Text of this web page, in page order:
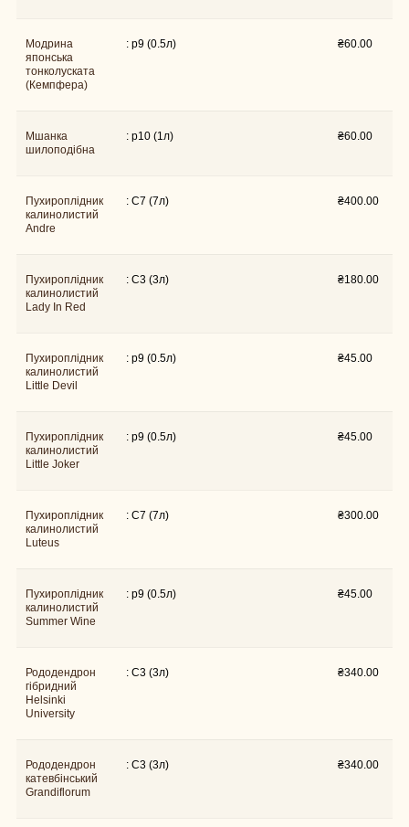
Модрина
японська
тонколуската
(Кемпфера)
: p9 (0.5л) ₴60.00
Мшанка
шилоподібна
: p10 (1л) ₴60.00
Пухироплiдник
калинолистий
Andre
: C7 (7л) ₴400.00
Пухироплiдник
калинолистий
Lady In Red
: C3 (3л) ₴180.00
Пухироплiдник
калинолистий
Little Devil
: p9 (0.5л) ₴45.00
Пухироплiдник
калинолистий
Little Joker
: p9 (0.5л) ₴45.00
Пухироплiдник
калинолистий
Luteus
: C7 (7л) ₴300.00
Пухироплiдник
калинолистий
Summer Wine
: p9 (0.5л) ₴45.00
Рододендрон
гібридний
Helsinki
University
: C3 (3л) ₴340.00
Рододендрон
катевбінський
Grandiflorum
: C3 (3л) ₴340.00